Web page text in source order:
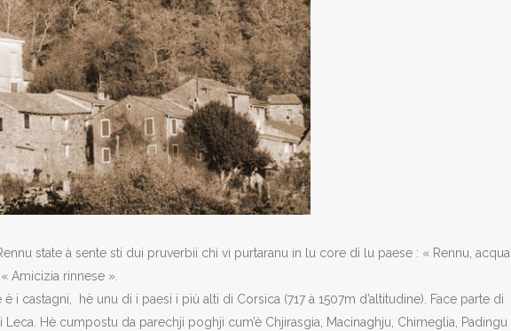
state à sente sti dui pruverbii chì vi purtaranu in lu core di lu paese : « Rennu, acqua
Amicizia rinnese ».
i castagni, hè unu di i paesi i più alti di Corsica (717 à 1507m d’altitudine). Face parte di
i Leca. Hè cumpostu da parechji poghji cum’è Chjirasgia, Macinaghju, Chimeglia, Padingu